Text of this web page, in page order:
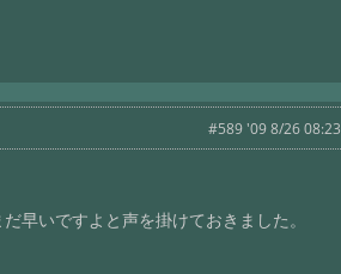
#589 '09 8/26 08:23
早いですよと声を掛けておきました。